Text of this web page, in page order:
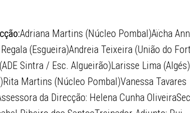
Adriana Martins (Núcleo Pombal)Aïcha
(Esgueira)Andreia Teixeira (União do
Sintra / Esc. Algueirão)Larisse Lima
Martins (Núcleo Pombal)Vanessa Tavares
da Direcção: Helena Cunha